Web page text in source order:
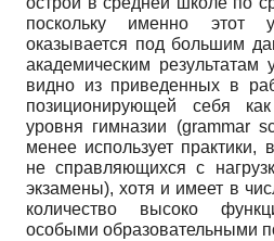
поскольку именно этот
оказывается под большим
академическим
видно из приведенных в
позиционирующей себя
уровня гимназии (grammar
менее использует
не справляющихся с
экзамены), хотя и имеет в
количество высоко
особыми образовательными